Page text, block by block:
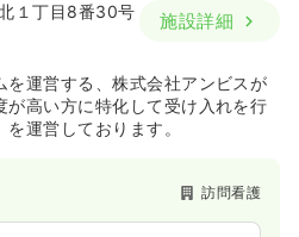
１丁目8番30号
施設詳細
運営する、株式会社アンビスが
高い方に特化して受け入れを行
運営しております。
訪問看護